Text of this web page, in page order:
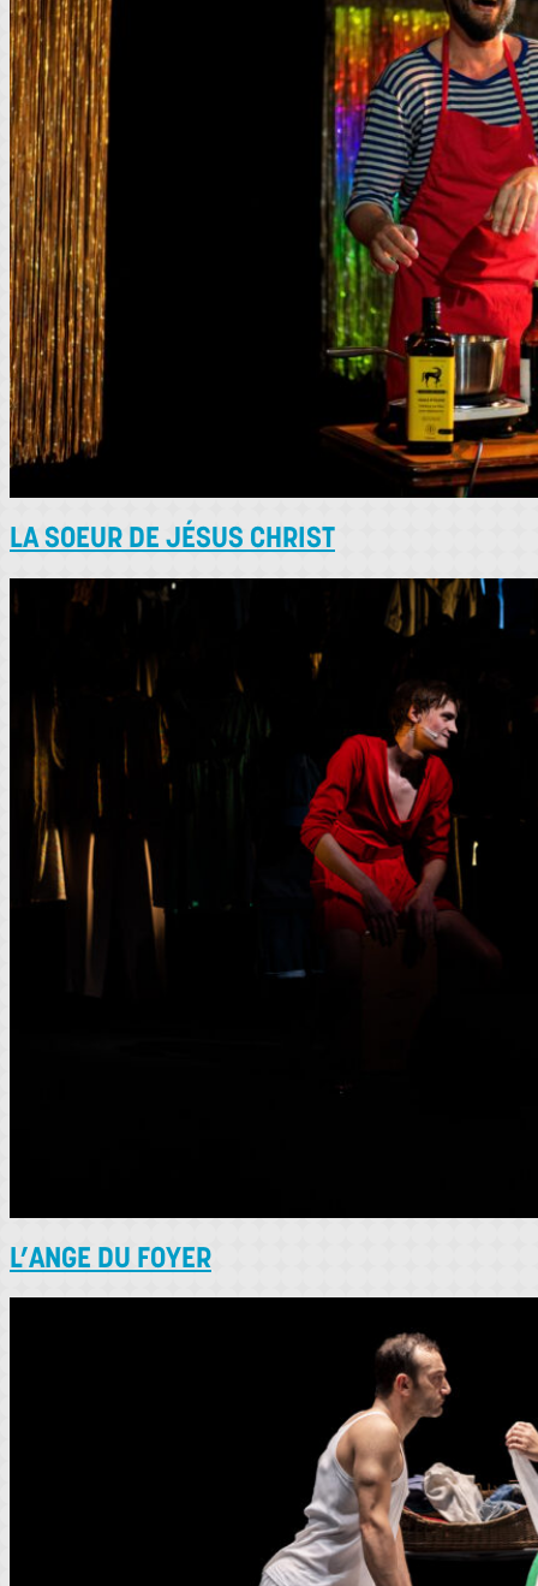
LA SOEUR DE JÉSUS CHRIST
L’ANGE DU FOYER